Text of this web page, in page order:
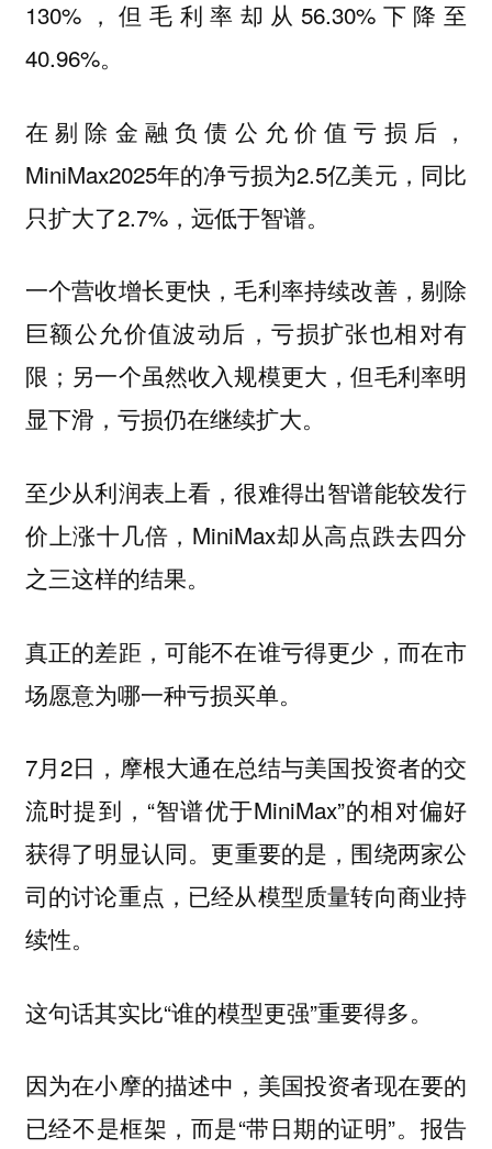
130%，但毛利率却从56.30%下降至
40.96%。
在剔除金融负债公允价值亏损后，
MiniMax2025年的净亏损为2.5亿美元，同比
只扩大了2.7%，远低于智谱。
一个营收增长更快，毛利率持续改善，剔除
巨额公允价值波动后，亏损扩张也相对有
限；另一个虽然收入规模更大，但毛利率明
显下滑，亏损仍在继续扩大。
至少从利润表上看，很难得出智谱能较发行
价上涨十几倍，MiniMax却从高点跌去四分
之三这样的结果。
真正的差距，可能不在谁亏得更少，而在市
场愿意为哪一种亏损买单。
7月2日，摩根大通在总结与美国投资者的交
流时提到，“智谱优于MiniMax”的相对偏好
获得了明显认同。 更重要的是，围绕两家公
司的讨论重点，已经从模型质量转向商业持
续性。
这句话其实比“谁的模型更强”重要得多。
因为在小摩的描述中，美国投资者现在要的
已经不是框架，而是“带日期的证明”。报告